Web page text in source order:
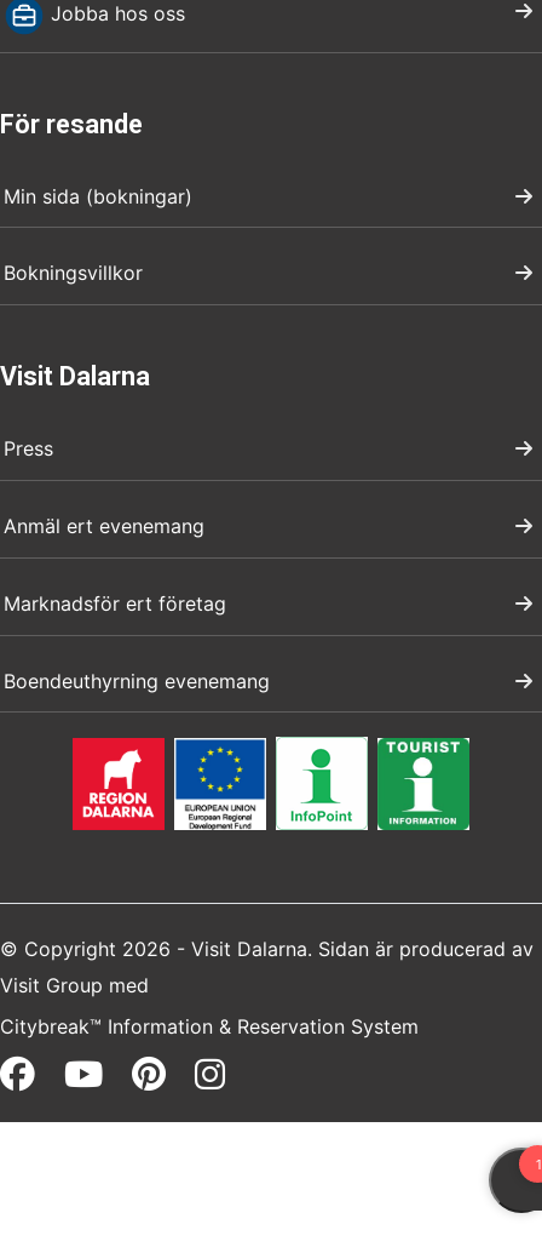
Jobba hos oss
För resande
Min sida (bokningar)
Bokningsvillkor
Visit Dalarna
Press
Anmäl ert evenemang
Marknadsför ert företag
Boendeuthyrning evenemang
© Copyright 2026 - Visit Dalarna. Sidan är producerad av
Visit Group med
Citybreak™ Information & Reservation System
Facebook (opens in a new
Youtube (opens in a new
Pinterest (opens in a
Instagram (opens